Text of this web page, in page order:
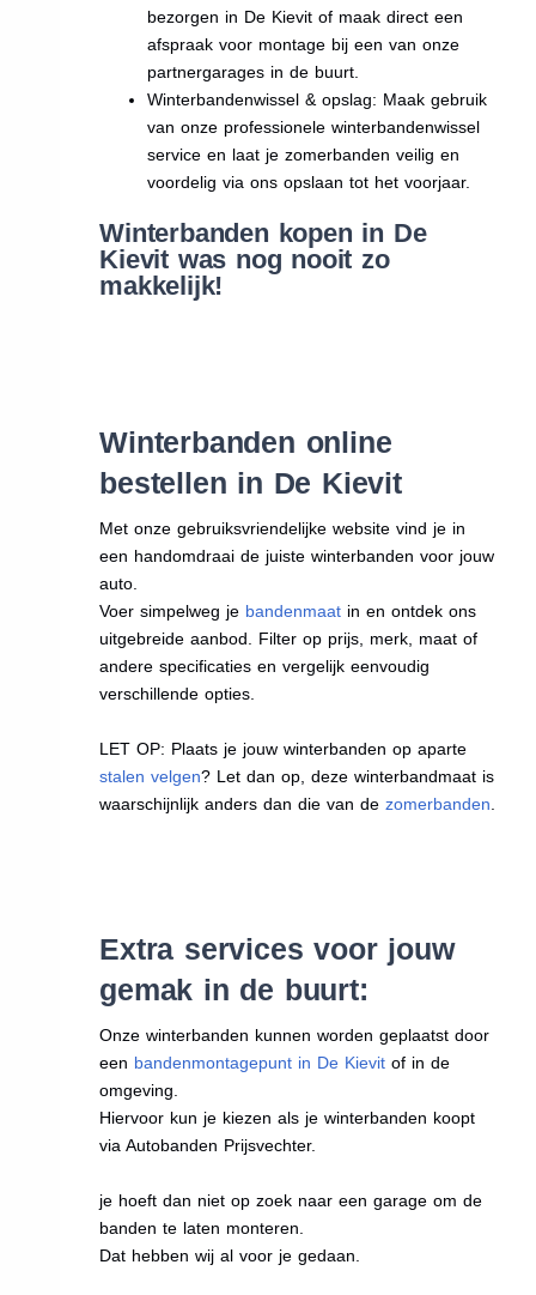
bezorgen in De Kievit of maak direct een
afspraak voor montage bij een van onze
partnergarages in de buurt.
Winterbandenwissel & opslag: Maak gebruik
van onze professionele winterbandenwissel
service en laat je zomerbanden veilig en
voordelig via ons opslaan tot het voorjaar.
Winterbanden kopen in De
Kievit was nog nooit zo
makkelijk!
Winterbanden online
bestellen in De Kievit
Met onze gebruiksvriendelijke website vind je in
een handomdraai de juiste winterbanden voor jouw
auto.
Voer simpelweg je bandenmaat in en ontdek ons
uitgebreide aanbod. Filter op prijs, merk, maat of
andere specificaties en vergelijk eenvoudig
verschillende opties.
LET OP: Plaats je jouw winterbanden op aparte
stalen velgen? Let dan op, deze winterbandmaat is
waarschijnlijk anders dan die van dezomerbanden
Extra services voor jouw
gemak in de buurt:
Onze winterbanden kunnen worden geplaatst door
een bandenmontagepunt in De Kievit of in de
omgeving.
Hiervoor kun je kiezen als je winterbanden koopt
via Autobanden Prijsvechter.
je hoeft dan niet op zoek naar een garage om de
banden te laten monteren.
Dat hebben wij al voor je gedaan.